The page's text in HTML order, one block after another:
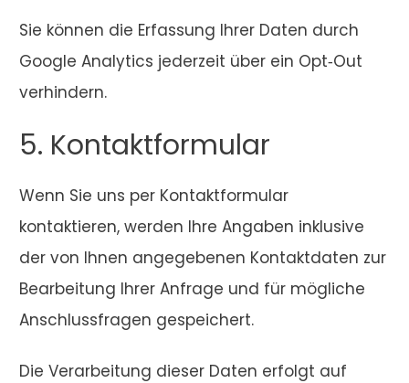
Sie können die Erfassung Ihrer Daten durch
Google Analytics jederzeit über ein Opt‑Out
verhindern.
5. Kontaktformular
Wenn Sie uns per Kontaktformular
kontaktieren, werden Ihre Angaben inklusive
der von Ihnen angegebenen Kontaktdaten zur
Bearbeitung Ihrer Anfrage und für mögliche
Anschlussfragen gespeichert.
Die Verarbeitung dieser Daten erfolgt auf